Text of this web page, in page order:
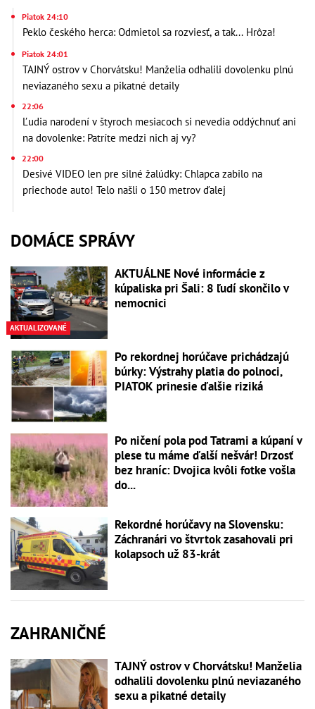
Piatok 24:10
Peklo českého herca: Odmietol sa rozviesť, a tak... Hrôza!
Piatok 24:01
TAJNÝ ostrov v Chorvátsku! Manželia odhalili dovolenku plnú
neviazaného sexu a pikatné detaily
22:06
Ľudia narodení v štyroch mesiacoch si nevedia oddýchnuť ani
na dovolenke: Patríte medzi nich aj vy?
22:00
Desivé VIDEO len pre silné žalúdky: Chlapca zabilo na
priechode auto! Telo našli o 150 metrov ďalej
DOMÁCE SPRÁVY
AKTUALIZOVANÉ
AKTUÁLNE Nové informácie z
kúpaliska pri Šali: 8 ľudí skončilo v
nemocnici
Po rekordnej horúčave prichádzajú
búrky: Výstrahy platia do polnoci,
PIATOK prinesie ďalšie riziká
Po ničení pola pod Tatrami a kúpaní v
plese tu máme ďalší nešvár! Drzosť
bez hraníc: Dvojica kvôli fotke vošla
do...
Rekordné horúčavy na Slovensku:
Záchranári vo štvrtok zasahovali pri
kolapsoch už 83-krát
ZAHRANIČNÉ
TAJNÝ ostrov v Chorvátsku! Manželia
odhalili dovolenku plnú neviazaného
sexu a pikatné detaily